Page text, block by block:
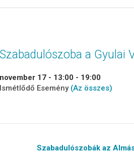
Szabadulószoba a Gyulai
november 17 - 13:00 - 19:00
Ismétlődő Esemény (Az összes)
Szabadulószobák az